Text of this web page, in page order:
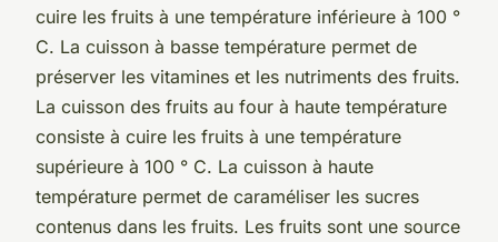
cuire les fruits à une température inférieure à 100 °
C. La cuisson à basse température permet de
préserver les vitamines et les nutriments des fruits.
La cuisson des fruits au four à haute température
consiste à cuire les fruits à une température
supérieure à 100 ° C. La cuisson à haute
température permet de caraméliser les sucres
contenus dans les fruits. Les fruits sont une source